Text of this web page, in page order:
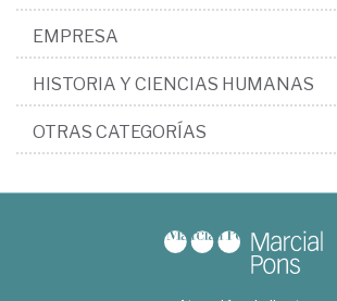
EMPRESA
HISTORIA Y CIENCIAS HUMANAS
OTRAS CATEGORÍAS